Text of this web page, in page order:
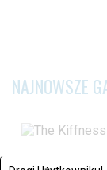
NAJNOWSZE
Warszawa: The